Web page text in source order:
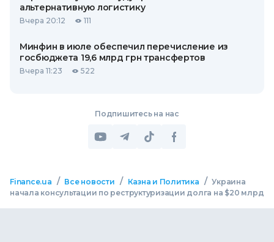
альтернативную логистику
Вчера 20:12 111
Минфин в июле обеспечил перечисление из
госбюджета 19,6 млрд грн трансфертов
Вчера 11:23 522
Подпишитесь на нас
Finance.ua / Все новости / Казна и Политика / Украина
начала консультации по реструктуризации долга на $20 млрд